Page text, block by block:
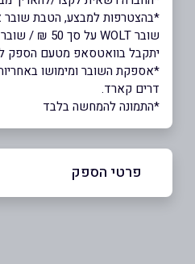
*בהצטרפות למבצע, הטבת שובר
יתקבל בוואטסאפ מטעם הספק
*אספקת השובר ומימושו
דרים קארד.
*התמונה להמחשה בלבד
פרטי הספק